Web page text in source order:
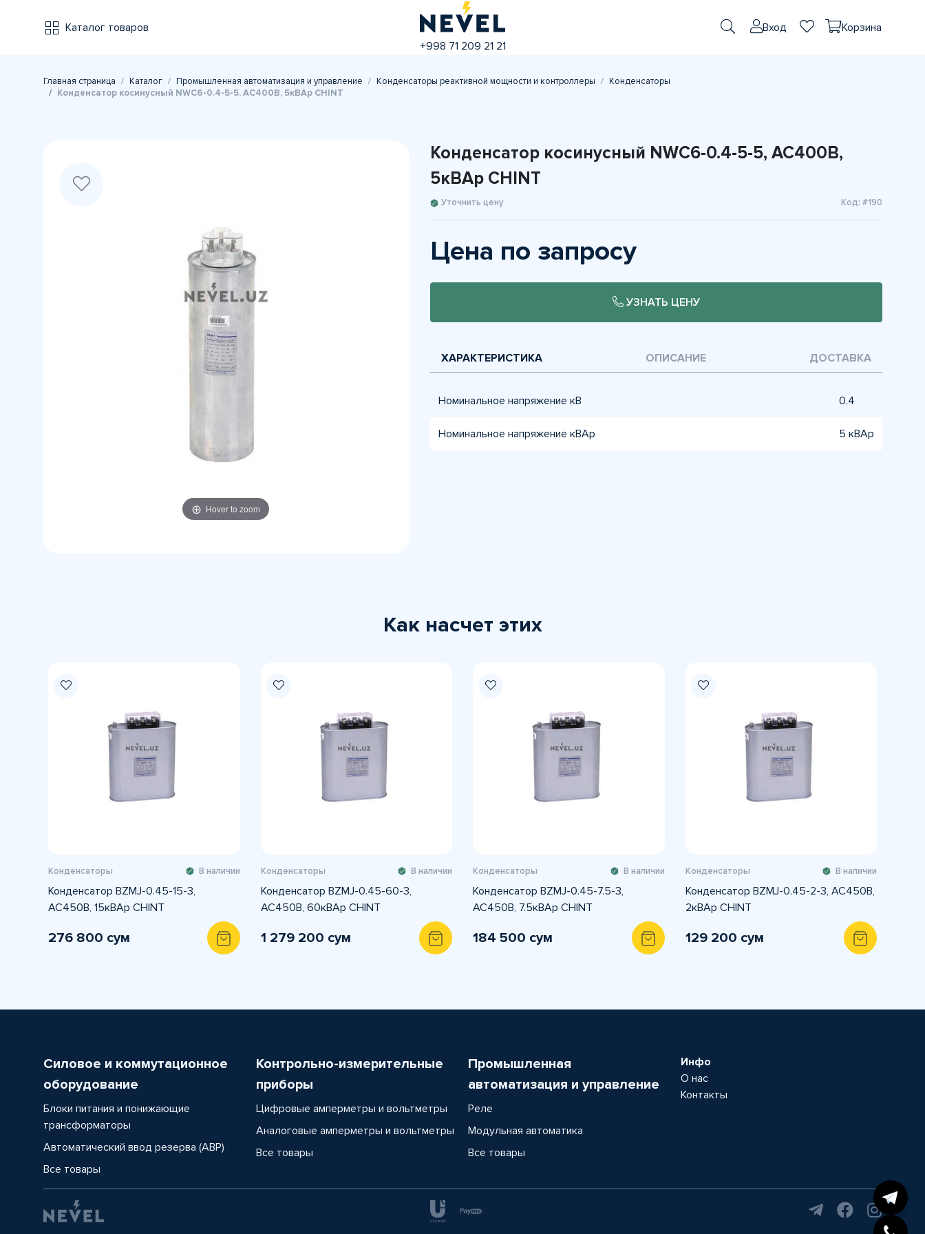
Каталог товаров
+998 71 209 21 21
Вход Корзина
Главная страница Каталог Промышленная автоматизация и управление Конденсаторы реактивной мощности и контроллеры
Конденсаторы
Конденсатор косинусный NWC6-0.4-5-5, АС400В, 5кВАр CHINT
Hover to zoom
Конденсатор косинусный NWC6-0.4-5-5, АС400В,
5кВАр CHINT
Уточнить цену Код: #190
Цена по запросу
УЗНАТЬ ЦЕНУ
ХАРАКТЕРИСТИКА ОПИСАНИЕ ДОСТАВКА
Номинальное напряжение кВ 0.4
Номинальное напряжение кВАр 5 кВАр
Как насчет этих
Конденсаторы В наличии
Конденсатор BZMJ-0.45-15-3,
АС450В, 15кВАр CHINT
276 800 сум
Конденсаторы В наличии
Конденсатор BZMJ-0.45-60-3,
АС450В, 60кВАр CHINT
1 279 200 сум
Конденсаторы В наличии
Конденсатор BZMJ-0.45-7.5-3,
АС450В, 7.5кВАр CHINT
184 500 сум
Конденсаторы В наличии
Конденсатор BZMJ-0.45-2-3, АС450В,
2кВАр CHINT
129 200 сум
Силовое и коммутационное
оборудование
Блоки питания и понижающие
трансформаторы
Автоматический ввод резерва (АВР)
Все товары
Контрольно-измерительные
приборы
Цифровые амперметры и вольтметры
Аналоговые амперметры и вольтметры
Все товары
Промышленная
автоматизация и управление
Реле
Модульная автоматика
Все товары
Инфо
О нас
Контакты